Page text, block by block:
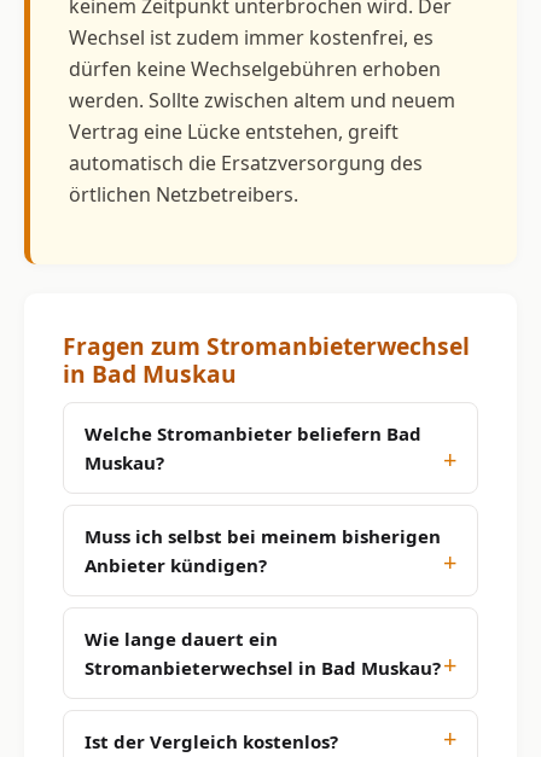
keinem Zeitpunkt unterbrochen wird. Der
Wechsel ist zudem immer kostenfrei, es
dürfen keine Wechselgebühren erhoben
werden. Sollte zwischen altem und neuem
Vertrag eine Lücke entstehen, greift
automatisch die Ersatzversorgung des
örtlichen Netzbetreibers.
Fragen zum Stromanbieterwechsel
in Bad Muskau
Welche Stromanbieter beliefern Bad
Muskau?
Muss ich selbst bei meinem bisherigen
Anbieter kündigen?
Wie lange dauert ein
Stromanbieterwechsel in Bad Muskau?
Ist der Vergleich kostenlos?